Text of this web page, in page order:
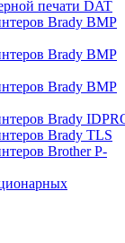
печати DAT
Brady BMP
Brady BMP
Brady BMP
Brady
Brady TLS
Brother P-